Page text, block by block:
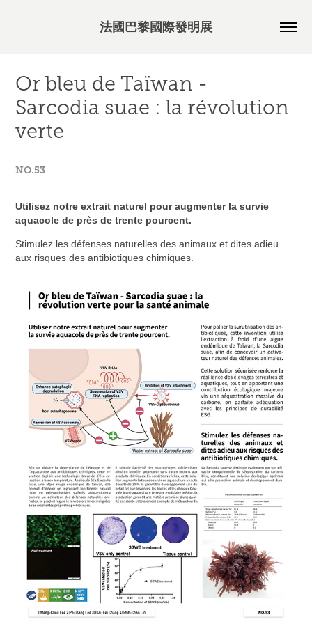
法國巴黎國際發明展
Or bleu de Taïwan -
Sarcodia suae : la révolution
verte
NO.53
Utilisez notre extrait naturel pour augmenter la survie
aquacole de près de trente pourcent.
Stimulez les défenses naturelles des animaux et dites adieu
aux risques des antibiotiques chimiques.